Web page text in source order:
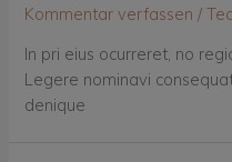
Kommentar verfassen /
In pri eius ocurreret, no
Legere nominavi
denique